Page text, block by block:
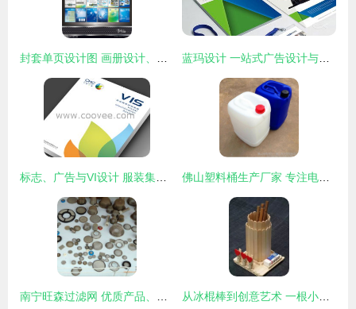
封套单页设计图 画册设计、广告设计与设计图库制作的全面指南 蓝玛设计 一站式广告设计与制作解决方案
标志、广告与VI设计 服装集团品牌建设的核心驱动力 佛山塑料桶生产厂家 专注电镀添加剂化工桶制造与广告设计一体化服务
南宁旺森过滤网 优质产品、专业厂家与合理价格的完美结合 从冰棍棒到创意艺术 一根小木头的无限可能